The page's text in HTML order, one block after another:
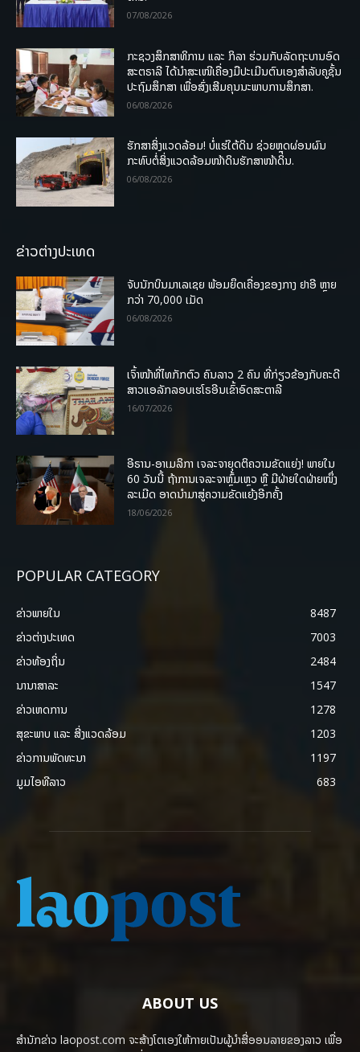
07/08/2026
ກະຊວງສຶກສາທິການ ແລະ ກິລາ ຮ່ວມກັບລັດຖະບານອົດ
ສະຕຣາລີ ໄດ້ນຳສະເໜີເຄື່ອງມືປະເມີນຕົນເອງສຳລັບຄູຊັ້ນ
ປະຖົມສຶກສາ ເພື່ອສົ່ງເສີມຄຸນນະພາບການສຶກສາ.
06/08/2026
ຮັກສາສິ່ງແວດລ້ອມ! ບໍ່ແຮ່ໃຕ້ດິນ ຊ່ວຍຫຼຸດຜ່ອນຜົນ
ກະທົບຕໍ່ສິ່ງແວດລ້ອມໜ້າດິນຮັກສາໜ້າດິນ.
06/08/2026
ຂ່າວຕ່າງປະເທດ
ຈັບນັກບິນມາເລເຊຍ ພ້ອມຍຶດເຄື່ອງຂອງກາງ ຢາອີ ຫຼາຍ
ກວ່າ 70,000 ເມັດ
06/08/2026
ເຈົ້າໜ້າທີ່ໄທກັກຕົວ ຄົນລາວ 2 ຄົນ ທີ່ກ່ຽວຂ້ອງກັບຄະດີ
ສາວແອລັກລອບເຮໂຣອີນເຂົ້າອົດສະຕາລີ
16/07/2026
ອີຣານ-ອາເມລິກາ ເຈລະຈາຍຸດຕິຄວາມຂັດແຍ່ງ! ພາຍໃນ
60 ວັນນີ້ ຖ້າການເຈລະຈາຫຼົ້ມເຫຼວ ຫຼື ມີຝ່າຍໃດຝ່າຍໜຶ່ງ
ລະເມີດ ອາດນໍາມາສູ່ຄວາມຂັດແຍ້ງອີກຄັ້ງ
18/06/2026
POPULAR CATEGORY
ຂ່າວພາຍ​ໃນ
8487
ຂ່າວຕ່າງປະເທດ
7003
ຂ່າວທ້ອງຖິ່ນ
2484
ນານາສາລະ
1547
ຂ່າວເຫດການ
1278
ສຸຂະພາບ ແລະ ສີ່ງແວດລ້ອມ
1203
ຂ່າວການພັດທະນາ
1197
ມູມໄອທີລາວ
683
ABOUT US
ສຳນັກຂ່າວ laopost.com ຈະສ້າງໂຕເອງໃຫ້ກາຍເປັນຜູ້ນຳສື່ອອນລາຍຂອງລາວ ເພື່ອ